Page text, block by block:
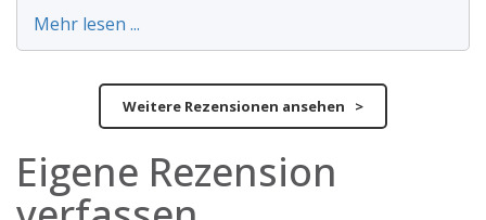
Mehr lesen ...
Weitere Rezensionen ansehen >
Eigene Rezension